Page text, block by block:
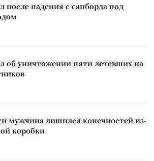
после падения с сапборда под
об уничтожении пяти летевших на
мужчина лишился конечностей из-
коробки